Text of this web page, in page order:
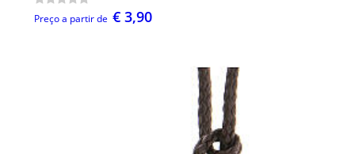
Preço a partir de € 3,90